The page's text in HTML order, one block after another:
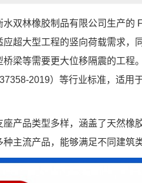
双林橡胶制品有限公司生产的
超大型工程的竖向荷载需求，
梁等需要更大位移隔震的工程
2019）等行业标准，适用
产品类型多样，涵盖了天然橡
主流产品，能够满足不同建筑